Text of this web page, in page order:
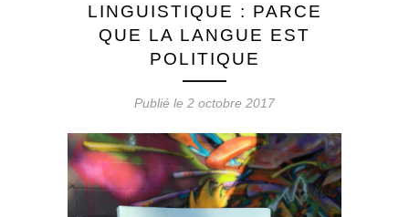
LINGUISTIQUE : PARCE
QUE LA LANGUE EST
POLITIQUE
Publié le 2 octobre 2017